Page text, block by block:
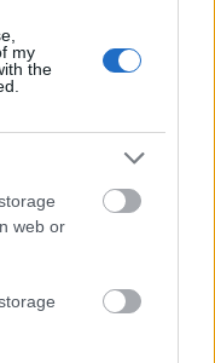
my
the
web or